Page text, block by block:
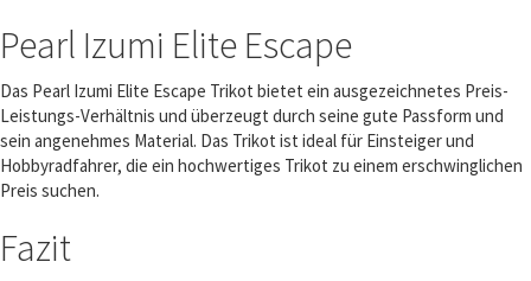
Pearl Izumi Elite Escape
Das Pearl Izumi Elite Escape Trikot bietet ein ausgezeichnetes Preis-
Leistungs-Verhältnis und überzeugt durch seine gute Passform und
sein angenehmes Material. Das Trikot ist ideal für Einsteiger und
Hobbyradfahrer, die ein hochwertiges Trikot zu einem erschwinglichen
Preis suchen.
Fazit